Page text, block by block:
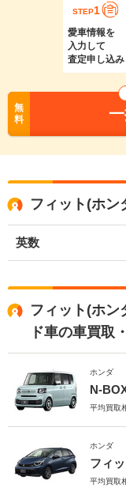
STEP1
愛車情報を
入力して
査定申し込み
無
料
フィット(ホン
英数
フィット(ホン
ド車の車買取
ホンダ
N-
平均買取
ホンダ
フィッ
平均買取